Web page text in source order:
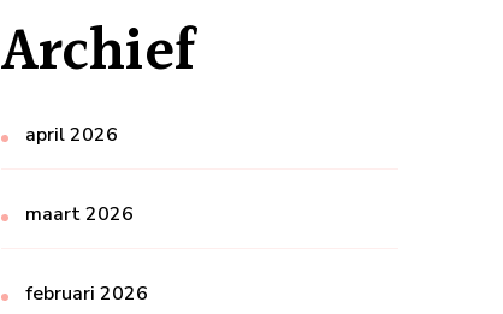
Archief
april 2026
maart 2026
februari 2026